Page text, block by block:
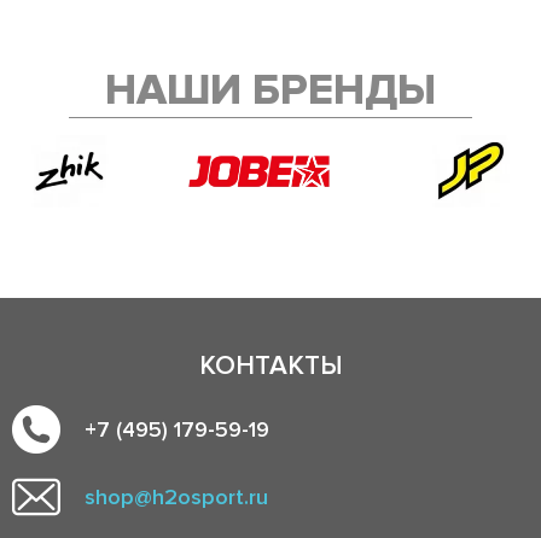
НАШИ БРЕНДЫ
КОНТАКТЫ
+7 (495) 179-59-19
shop@h2osport.ru